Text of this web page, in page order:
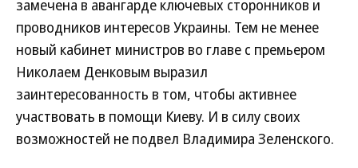
замечена в авангарде ключевых сторонников и
проводников интересов Украины. Тем не менее
новый кабинет министров во главе с премьером
Николаем Денковым выразил
заинтересованность в том, чтобы активнее
участвовать в помощи Киеву. И в силу своих
возможностей не подвел Владимира Зеленского.